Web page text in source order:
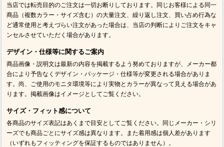
当店では転売目的のご注文は一切お断りしております。同じお客様による同一
商品（複数カラー・サイズ含む）の大量注文、繰り返し注文、買い占め行為な
ど通常使用と考えづらい注文があった場合は、当店の判断によりご注文をキャ
ンセルさせていただく場合があります。
デザイン・仕様等に関するご案内
商品画像・説明文は最新の内容を掲載するよう努めておりますが、メーカー都
合により予告なくデザイン・パッケージ・仕様等が変更される場合がありま
す。尚、ご使用のモニタ環境等により実物とカラーが異なって見える場合があ
ります。掲載画像はイメージとしてご覧ください。
サイズ・フィット感について
各商品のサイズ表記はあくまで目安としてご覧ください。同じメーカー・シリ
ーズでも商品ごとにサイズ感は異なります。また着用感は個人差があります
（いずれもフィッティングを保証するものではありません）。